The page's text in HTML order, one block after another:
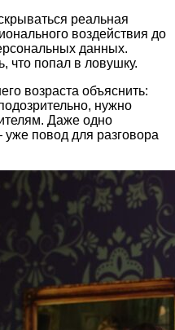
реальная
воздействия до
данных.
что попал в ловушку.
возраста объяснить:
нужно
Даже одно
повод для разговора